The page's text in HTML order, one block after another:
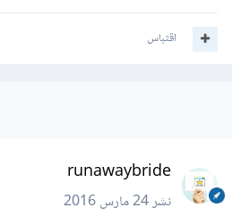
اقتباس
runawaybride
نشر24 مارس 2016